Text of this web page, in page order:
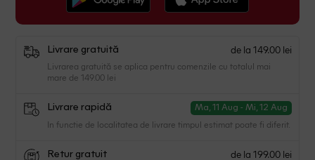
Livrare gratuită de la 149.00 lei
Livrarea gratuită se aplica pentru comenzile cu totalul mai
mare de 149.00 lei
Livrare rapidă Ma, 11 Aug - Mi, 12 Aug
In functie de localitatea de livrare timpul estimat poate fi diferit.
Retur gratuit de la 199.00 lei